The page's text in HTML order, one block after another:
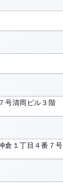
号清岡ビル３階
倉１丁目４番７